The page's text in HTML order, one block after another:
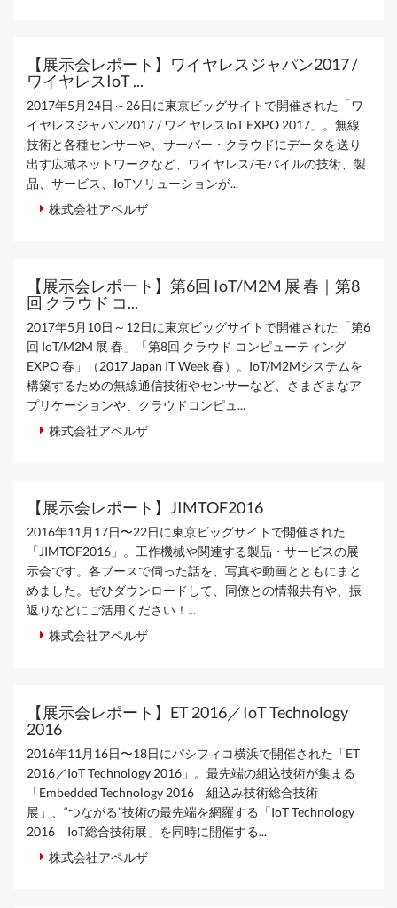
【展示会レポート】ワイヤレスジャパン2017 /
ワイヤレスIoT ...
2017年5月24日～26日に東京ビッグサイトで開催された「ワ
イヤレスジャパン2017 / ワイヤレスIoT EXPO 2017」。無線
技術と各種センサーや、サーバー・クラウドにデータを送り
出す広域ネットワークなど、ワイヤレス/モバイルの技術、製
品、サービス、IoTソリューションが...
株式会社アペルザ
【展示会レポート】第6回 IoT/M2M 展 春｜第8
回 クラウド コ...
2017年5月10日～12日に東京ビッグサイトで開催された「第6
回 IoT/M2M 展 春」「第8回 クラウド コンピューティング
EXPO 春」（2017 Japan IT Week 春）。IoT/M2Mシステムを
構築するための無線通信技術やセンサーなど、さまざまなア
プリケーションや、クラウドコンピュ...
株式会社アペルザ
【展示会レポート】JIMTOF2016
2016年11月17日〜22日に東京ビッグサイトで開催された
「JIMTOF2016」。工作機械や関連する製品・サービスの展
示会です。各ブースで伺った話を、写真や動画とともにまと
めました。ぜひダウンロードして、同僚との情報共有や、振
返りなどにご活用ください！...
株式会社アペルザ
【展示会レポート】ET 2016／IoT Technology
2016
2016年11月16日〜18日にパシフィコ横浜で開催された「ET
2016／IoT Technology 2016」。最先端の組込技術が集まる
「Embedded Technology 2016 組込み技術総合技術
展」、“つながる”技術の最先端を網羅する「IoT Technology
2016 IoT総合技術展」を同時に開催する...
株式会社アペルザ